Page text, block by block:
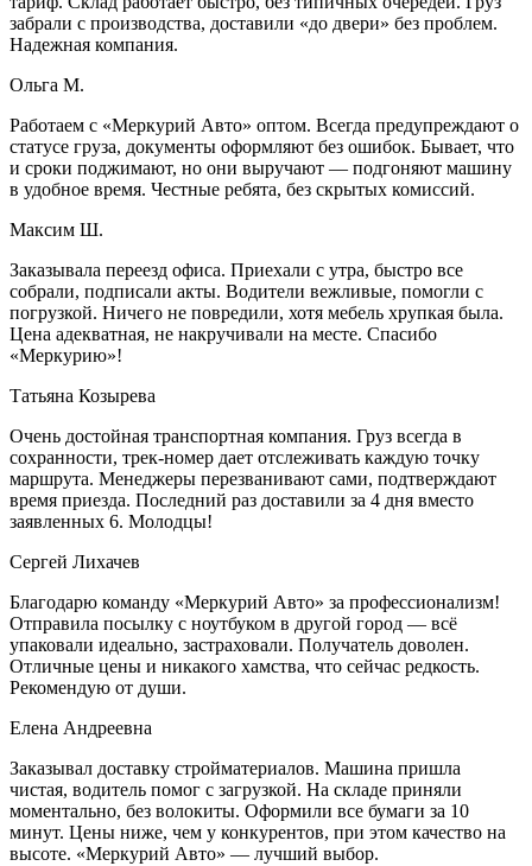
забрали с производства, доставили «до двери» без проблем.
Надежная компания.
Ольга М.
Работаем с «Меркурий Авто» оптом. Всегда предупреждают о
статусе груза, документы оформляют без ошибок. Бывает, что
и сроки поджимают, но они выручают — подгоняют машину
в удобное время. Честные ребята, без скрытых комиссий.
Максим Ш.
Заказывала переезд офиса. Приехали с утра, быстро все
собрали, подписали акты. Водители вежливые, помогли с
погрузкой. Ничего не повредили, хотя мебель хрупкая была.
Цена адекватная, не накручивали на месте. Спасибо
«Меркурию»!
Татьяна Козырева
Очень достойная транспортная компания. Груз всегда в
сохранности, трек-номер дает отслеживать каждую точку
маршрута. Менеджеры перезванивают сами, подтверждают
время приезда. Последний раз доставили за 4 дня вместо
заявленных 6. Молодцы!
Сергей Лихачев
Благодарю команду «Меркурий Авто» за профессионализм!
Отправила посылку с ноутбуком в другой город — всё
упаковали идеально, застраховали. Получатель доволен.
Отличные цены и никакого хамства, что сейчас редкость.
Рекомендую от души.
Елена Андреевна
Заказывал доставку стройматериалов. Машина пришла
чистая, водитель помог с загрузкой. На складе приняли
моментально, без волокиты. Оформили все бумаги за 10
минут. Цены ниже, чем у конкурентов, при этом качество на
высоте. «Меркурий Авто» — лучший выбор.